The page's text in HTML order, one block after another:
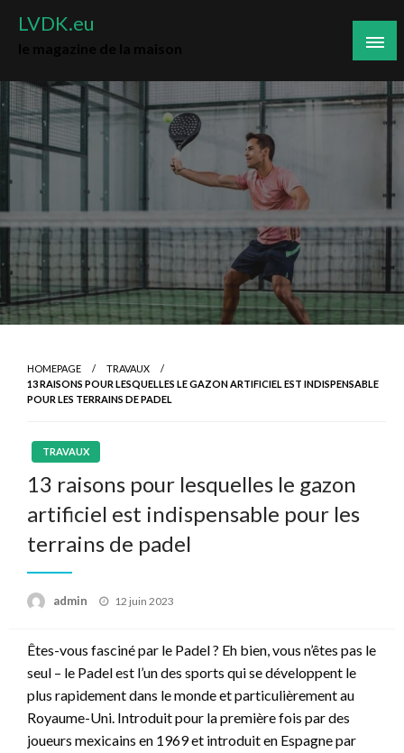
LVDK.eu
HOMEPAGE
TRAVAUX
13 RAISONS POUR LESQUELLES LE GAZON ARTIFICIEL EST INDISPENSABLE
POUR LES TERRAINS DE PADEL
TRAVAUX
13 raisons pour lesquelles le gazon
artificiel est indispensable pour les
terrains de padel
admin
Posted
12 juin 2023
Êtes-vous fasciné par le Padel ? Eh bien, vous n’êtes pas le
seul – le Padel est l’un des sports qui se développent le
plus rapidement dans le monde et particulièrement au
Royaume-Uni. Introduit pour la première fois par des
joueurs mexicains en 1969 et introduit en Espagne par